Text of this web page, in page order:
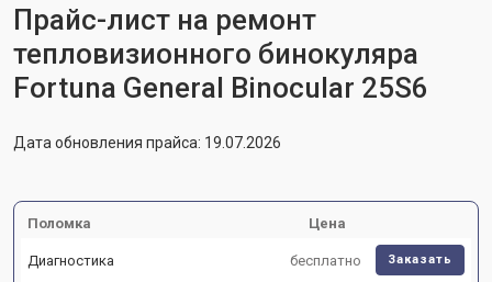
Прайс-лист на ремонт
тепловизионного бинокуляра
Fortuna General Binocular 25S6
Дата обновления прайса: 19.07.2026
Поломка Цена
Диагностика бесплатно Заказать